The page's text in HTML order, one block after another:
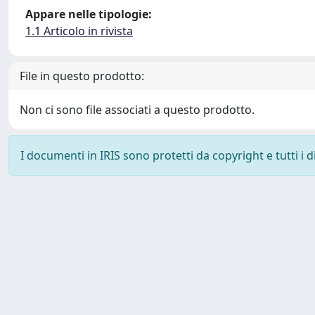
Appare nelle tipologie:
1.1 Articolo in rivista
File in questo prodotto:
Non ci sono file associati a questo prodotto.
I documenti in IRIS sono protetti da copyright e tutti i